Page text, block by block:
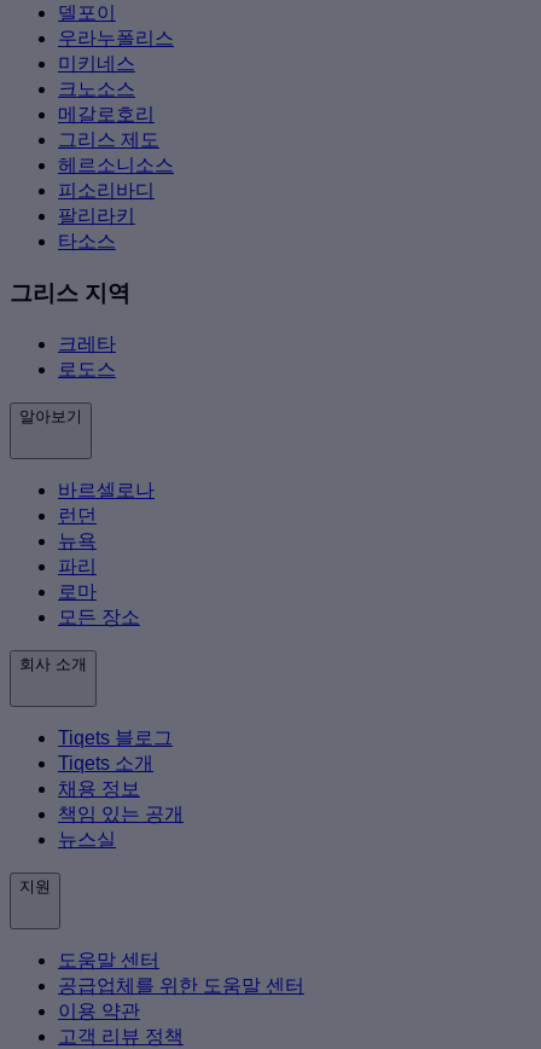
델포이
우라누폴리스
미키네스
크노소스
메갈로호리
그리스 제도
헤르소니소스
피소리바디
팔리라키
타소스
그리스 지역
크레타
로도스
알아보기
바르셀로나
런던
뉴욕
파리
로마
모든 장소
회사 소개
Tiqets 블로그
Tiqets 소개
채용 정보
책임 있는 공개
뉴스실
지원
도움말 센터
공급업체를 위한 도움말 센터
이용 약관
고객 리뷰 정책